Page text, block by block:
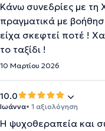
Κάνω συνεδρίες με τη
πραγματικά με
είχα σκεφτεί ποτέ !
το ταξίδι !
10 Μαρτίου 2026
10.0
Ιωάννα• 1 αξιολόγηση
Η ψυχοθεραπεία και